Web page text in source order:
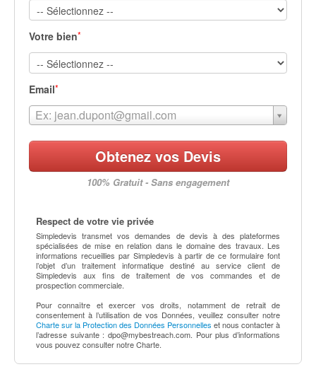
Votre bien*
Email*
Ex: jean.dupont@gmail.com
Obtenez vos Devis
100% Gratuit - Sans engagement
Respect de votre vie privée
Simpledevis transmet vos demandes de devis à des plateformes
spécialisées de mise en relation dans le domaine des travaux. Les
informations recueillies par Simpledevis à partir de ce formulaire font
l’objet d’un traitement informatique destiné au service client de
Simpledevis aux fins de traitement de vos commandes et de
prospection commerciale.
Pour connaître et exercer vos droits, notamment de retrait de
consentement à l’utilisation de vos Données, veuillez consulter notre
Charte sur la Protection des Données Personnelles et nous contacter à
l’adresse suivante : dpo@mybestreach.com. Pour plus d’informations
vous pouvez consulter notre Charte.